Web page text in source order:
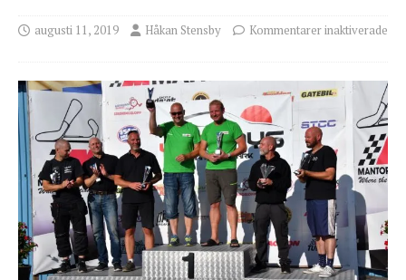
augusti 11, 2019 Håkan Stensby Kommentarer inaktiverade